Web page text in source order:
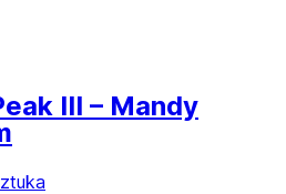
III – Mandy